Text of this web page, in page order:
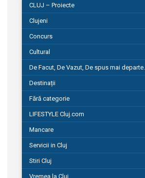
CLUJ – Proiecte
Clujeni
Concurs
Cultural
De Facut, De Vazut, De spus mai departe…
Destinații
Fără categorie
LIFESTYLE Cluj.com
Mancare
Servicii in Cluj
Stiri Cluj
Vremea la Cluj